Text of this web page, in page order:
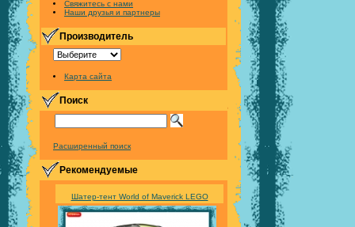
Свяжитесь с нами
Наши друзья и партнеры
Производитель
Карта сайта
Поиск
Расширенный поиск
Рекомендуемые
Шатер-тент World of Maverick LEGO